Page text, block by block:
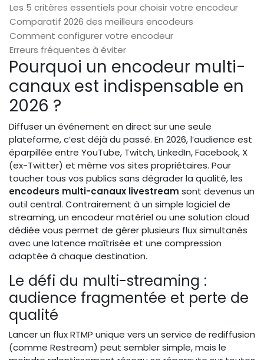
Les 5 critères essentiels pour choisir votre encodeur
Comparatif 2026 des meilleurs encodeurs
Comment configurer votre encodeur
Erreurs fréquentes à éviter
Pourquoi un encodeur multi-
canaux est indispensable en
2026 ?
Diffuser un événement en direct sur une seule
plateforme, c’est déjà du passé. En 2026, l’audience est
éparpillée entre YouTube, Twitch, LinkedIn, Facebook, X
(ex-Twitter) et même vos sites propriétaires. Pour
toucher tous vos publics sans dégrader la qualité, les
encodeurs multi-canaux livestream sont devenus un
outil central. Contrairement à un simple logiciel de
streaming, un encodeur matériel ou une solution cloud
dédiée vous permet de gérer plusieurs flux simultanés
avec une latence maîtrisée et une compression
adaptée à chaque destination.
Le défi du multi-streaming :
audience fragmentée et perte de
qualité
Lancer un flux RTMP unique vers un service de rediffusion
(comme Restream) peut sembler simple, mais le